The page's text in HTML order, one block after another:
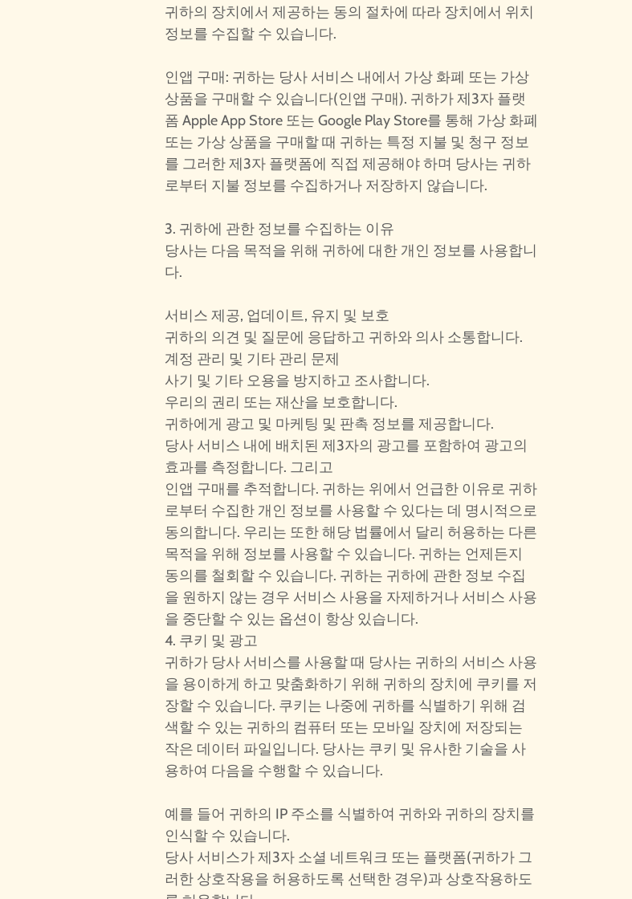
귀하의 장치에서 제공하는 동의 절차에 따라 장치에서 위치
정보를 수집할 수 있습니다.
인앱 구매: 귀하는 당사 서비스 내에서 가상 화폐 또는 가상
상품을 구매할 수 있습니다(인앱 구매). 귀하가 제3자 플랫
폼 Apple App Store 또는 Google Play Store를 통해 가상 화폐
또는 가상 상품을 구매할 때 귀하는 특정 지불 및 청구 정보
를 그러한 제3자 플랫폼에 직접 제공해야 하며 당사는 귀하
로부터 지불 정보를 수집하거나 저장하지 않습니다.
3. 귀하에 관한 정보를 수집하는 이유
당사는 다음 목적을 위해 귀하에 대한 개인 정보를 사용합니
다.
서비스 제공, 업데이트, 유지 및 보호
귀하의 의견 및 질문에 응답하고 귀하와 의사 소통합니다.
계정 관리 및 기타 관리 문제
사기 및 기타 오용을 방지하고 조사합니다.
우리의 권리 또는 재산을 보호합니다.
귀하에게 광고 및 마케팅 및 판촉 정보를 제공합니다.
당사 서비스 내에 배치된 제3자의 광고를 포함하여 광고의
효과를 측정합니다. 그리고
인앱 구매를 추적합니다. 귀하는 위에서 언급한 이유로 귀하
로부터 수집한 개인 정보를 사용할 수 있다는 데 명시적으로
동의합니다. 우리는 또한 해당 법률에서 달리 허용하는 다른
목적을 위해 정보를 사용할 수 있습니다. 귀하는 언제든지
동의를 철회할 수 있습니다. 귀하는 귀하에 관한 정보 수집
을 원하지 않는 경우 서비스 사용을 자제하거나 서비스 사용
을 중단할 수 있는 옵션이 항상 있습니다.
4. 쿠키 및 광고
귀하가 당사 서비스를 사용할 때 당사는 귀하의 서비스 사용
을 용이하게 하고 맞춤화하기 위해 귀하의 장치에 쿠키를 저
장할 수 있습니다. 쿠키는 나중에 귀하를 식별하기 위해 검
색할 수 있는 귀하의 컴퓨터 또는 모바일 장치에 저장되는
작은 데이터 파일입니다. 당사는 쿠키 및 유사한 기술을 사
용하여 다음을 수행할 수 있습니다.
예를 들어 귀하의 IP 주소를 식별하여 귀하와 귀하의 장치를
인식할 수 있습니다.
당사 서비스가 제3자 소셜 네트워크 또는 플랫폼(귀하가 그
러한 상호작용을 허용하도록 선택한 경우)과 상호작용하도